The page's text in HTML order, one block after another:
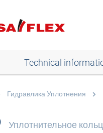
Technical
Гидравлика Уплотнения
Уплотнительное